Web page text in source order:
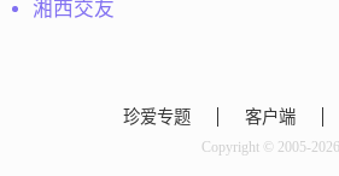
湘西交友
珍爱专题 客户端
Copyright © 2005-2026